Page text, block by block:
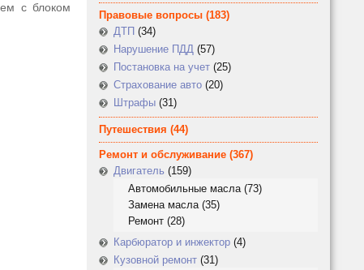
с блоком
Правовые вопросы (183)
ДТП (34)
Нарушение ПДД (57)
Постановка на учет (25)
Страхование авто (20)
Штрафы (31)
Путешествия (44)
Ремонт и обслуживание (367)
Двигатель (159)
Автомобильные масла(73)
Замена масла(35)
Ремонт (28)
Карбюратор и инжектор (4)
Кузовной ремонт (31)